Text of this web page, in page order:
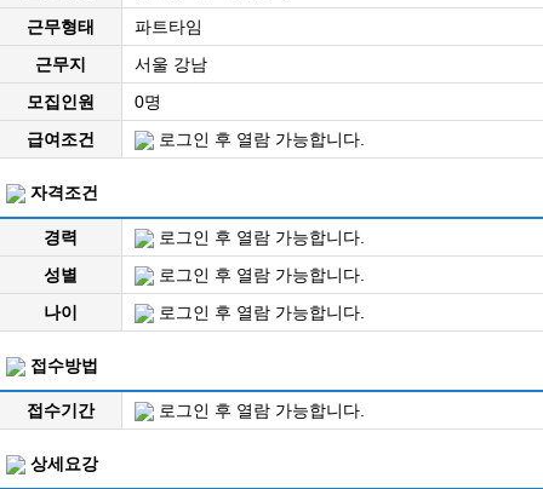
근무형태
파트타임
근무지
서울 강남
모집인원
0명
급여조건
로그인 후 열람 가능합니다.
자격조건
경력
로그인 후 열람 가능합니다.
성별
로그인 후 열람 가능합니다.
나이
로그인 후 열람 가능합니다.
접수방법
접수기간 로그인 후 열람 가능합니다.
상세요강